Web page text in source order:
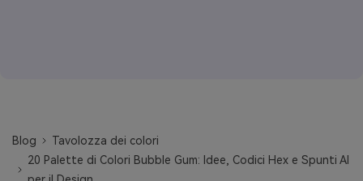
Blog
Tavolozza dei colori
20 Palette di Colori Bubble Gum: Idee, Codici Hex e Spunti AI